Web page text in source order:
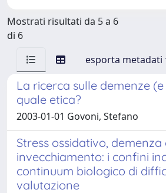
Mostrati risultati da 5 a 6
di 6
esporta metadati
La ricerca sulle demenze
quale etica?
2003-01-01 Govoni, Stefano
Stress ossidativo, demenza
invecchiamento: i confini
continuum biologico di
valutazione